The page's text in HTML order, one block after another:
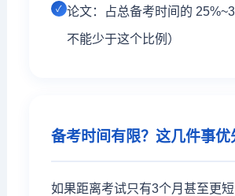
论文：占总备考时间的
不能少于这个比例）
备考时间有限？这几件事优
如果距离考试只有3个月甚至更